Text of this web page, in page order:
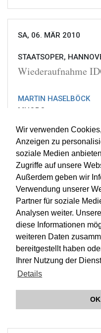
Wir verwenden
Anzeigen zu
soziale Medien
Zugriffe auf unsere
Außerdem geben wir
Verwendung unserer
Partner für soziale
Analysen weiter.
diese Informationen
weiteren Daten
bereitgestellt haben
Ihrer Nutzung der
Details
OK
SA, 06. MÄR 2010
STAATSOPER,
Wiederaufnahme
MARTIN HASELBÖCK
MHORC
FR, 12. MÄR 2010
STAATSOPER,
Wiederaufnahme
MARTIN HASELBÖCK
MHORC
BHN